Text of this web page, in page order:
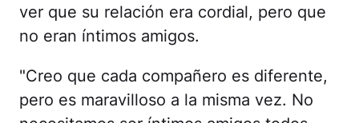
ver que su relación era cordial, pero que
no eran íntimos amigos.
"Creo que cada compañero es diferente,
pero es maravilloso a la misma vez. No